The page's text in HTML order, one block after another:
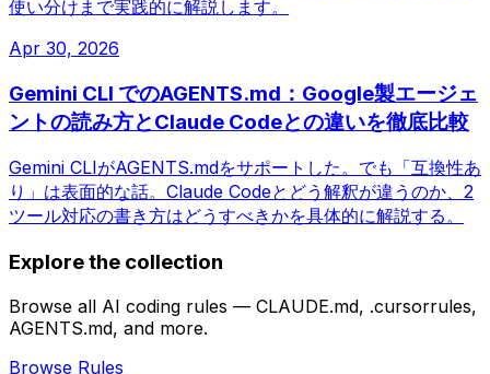
使い分けまで実践的に解説します。
Apr 30, 2026
Gemini CLI でのAGENTS.md：Google製エージェ
ントの読み方とClaude Codeとの違いを徹底比較
Gemini CLIがAGENTS.mdをサポートした。でも「互換性あ
り」は表面的な話。Claude Codeとどう解釈が違うのか、2
ツール対応の書き方はどうすべきかを具体的に解説する。
Explore the collection
Browse all AI coding rules — CLAUDE.md, .cursorrules,
AGENTS.md, and more.
Browse Rules